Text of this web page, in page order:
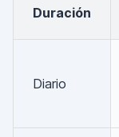
Duración
Diario